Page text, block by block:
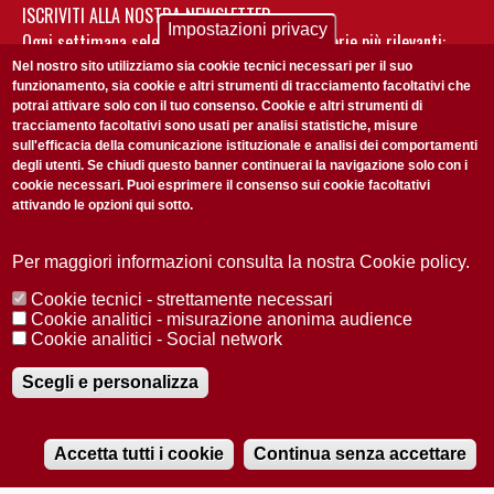
ISCRIVITI ALLA NOSTRA NEWSLETTER
Ogni settimana selezioniamo per te nostre storie più rilevanti:
non perderti gli aggiornamenti della nostra newsletter
Accetto laPrivacy Policy
Redazione Copyright Privacy
Area stampa
© 2025 Università di Padova
Registrazione presso il Tribunale di Padova n. 2097/2012 del 18 giugno
2012
Impostazioni privacy
Nel nostro sito utilizziamo sia cookie tecnici necessari per il suo
funzionamento, sia cookie e altri strumenti di tracciamento facoltativi che
potrai attivare solo con il tuo consenso. Cookie e altri strumenti di
tracciamento facoltativi sono usati per analisi statistiche, misure
sull'efficacia della comunicazione istituzionale e analisi dei comportamenti
degli utenti. Se chiudi questo banner continuerai la navigazione solo con i
cookie necessari. Puoi esprimere il consenso sui cookie facoltativi
attivando le opzioni qui sotto.
Per maggiori informazioni consulta la nostra Cookie policy.
Cookie tecnici - strettamente necessari
Cookie analitici - misurazione anonima audience
Cookie analitici - Social network
Scegli e personalizza
Accetta tutti i cookie Continua senza accettare